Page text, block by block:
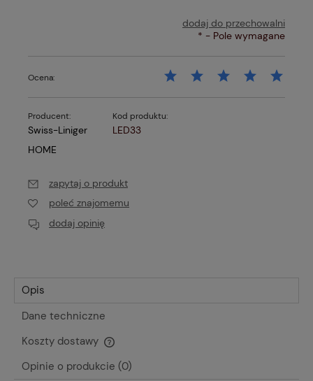
dodaj do przechowalni
* - Pole wymagane
Ocena:
Producent:
Swiss-Liniger
HOME
Kod produktu:
LED33
zapytaj o produkt
poleć znajomemu
dodaj opinię
Opis
Dane techniczne
Koszty dostawy
Cena nie zawiera ewentualnych kosztów płatności
Opinie o produkcie (0)